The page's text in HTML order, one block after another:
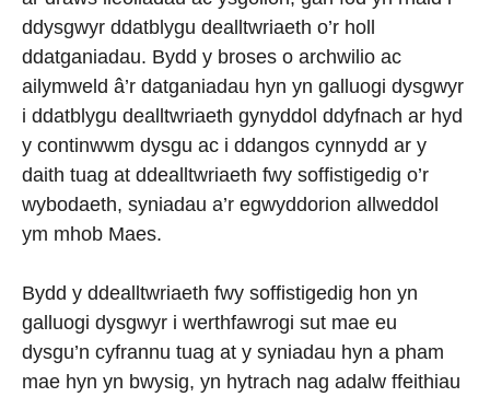
ddysgwyr ddatblygu dealltwriaeth o’r holl
ddatganiadau. Bydd y broses o archwilio ac
ailymweld â’r datganiadau hyn yn galluogi dysgwyr
i ddatblygu dealltwriaeth gynyddol ddyfnach ar hyd
y continwwm dysgu ac i ddangos cynnydd ar y
daith tuag at ddealltwriaeth fwy soffistigedig o’r
wybodaeth, syniadau a’r egwyddorion allweddol
ym mhob Maes.
Bydd y ddealltwriaeth fwy soffistigedig hon yn
galluogi dysgwyr i werthfawrogi sut mae eu
dysgu’n cyfrannu tuag at y syniadau hyn a pham
mae hyn yn bwysig, yn hytrach nag adalw ffeithiau